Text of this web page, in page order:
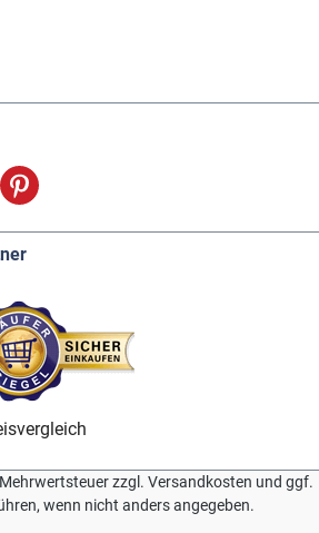
zzgl. Versandkosten und ggf.
wenn nicht anders angegeben.